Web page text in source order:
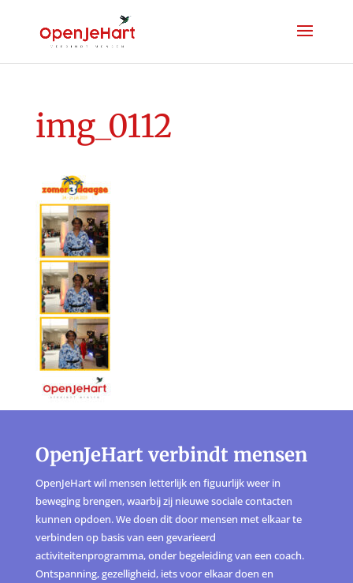
img_0112
OpenJeHart verbindt mensen
OpenJeHart wil mensen letterlijk en figuurlijk weer in
beweging brengen, waarbij zij nieuwe sociale contacten
kunnen opdoen. We doen dit door mensen met elkaar te
verbinden op basis van een gevarieerd
activiteitenprogramma, onder begeleiding van een coach.
Ontspanning, gezelligheid, iets voor elkaar doen en